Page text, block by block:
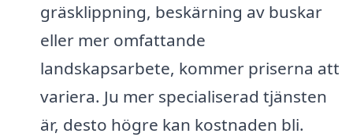
gräsklippning, beskärning av buskar
eller mer omfattande
landskapsarbete, kommer priserna att
variera. Ju mer specialiserad tjänsten
är, desto högre kan kostnaden bli.